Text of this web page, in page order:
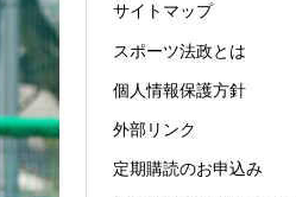
サイトマップ
スポーツ法政とは
個人情報保護方針
外部リンク
定期購読のお申込み